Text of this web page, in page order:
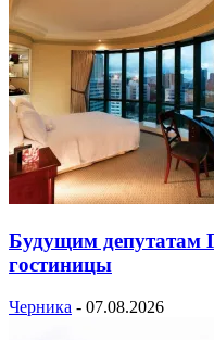
Будущим депутатам
гостиницы
Черника - 07.08.2026